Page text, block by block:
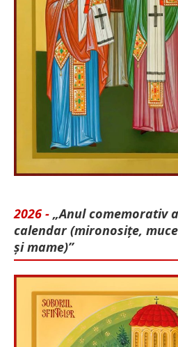
2026 - „Anul comemorativ
calendar (mironosițe,
și mame)”